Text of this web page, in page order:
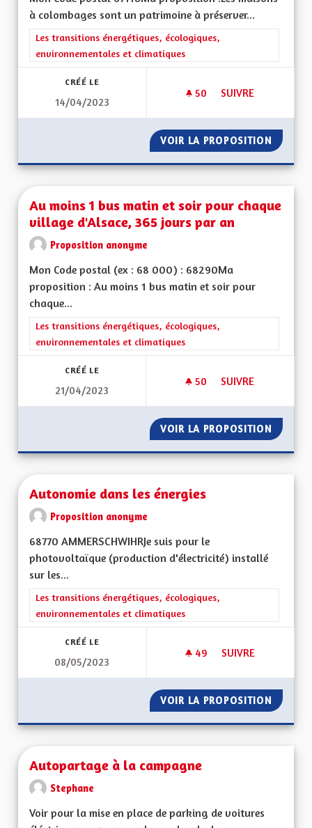
à colombages sont un patrimoine à préserver...
Filtrer les résultats de la catégorie : Les transitions
Les transitions énergétiques, écologiques,
environnementales et climatiques
CRÉÉ LE
14/04/2023
50 50 ABONNÉS
SUIVRE
VOIR LA PROPOSITION
Au moins 1 bus matin et soir pour chaque
village d'Alsace, 365 jours par an
Proposition anonyme
Mon Code postal (ex : 68 000) : 68290Ma
proposition : Au moins 1 bus matin et soir pour
chaque...
Filtrer les résultats de la catégorie : Les transitions
Les transitions énergétiques, écologiques,
environnementales et climatiques
CRÉÉ LE
21/04/2023
50 50 ABONNÉS
SUIVRE
VOIR LA PROPOSITION AU
Autonomie dans les énergies
Proposition anonyme
68770 AMMERSCHWIHRJe suis pour le
photovoltaïque (production d'électricité) installé
sur les...
Filtrer les résultats de la catégorie : Les transitions
Les transitions énergétiques, écologiques,
environnementales et climatiques
CRÉÉ LE
08/05/2023
49 49 ABONNÉS
SUIVRE
VOIR LA PROPOSITION
Autopartage à la campagne
Stephane
Voir pour la mise en place de parking de voitures